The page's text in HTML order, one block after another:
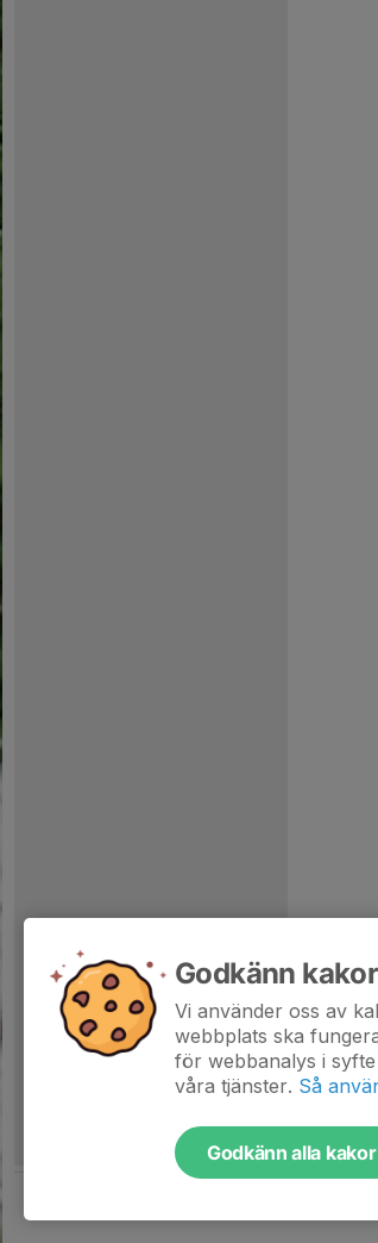
Godkänn kakor
Vi använder oss av
webbplats ska
för webbanalys i
våra tjänster. Så
Godkänn alla kakor